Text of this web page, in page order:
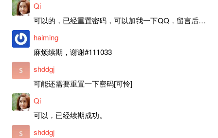
Qi
可以的，已经重置密码，可以加我一下QQ，留言后我就发密码给你。
haiming
麻烦续期，谢谢#111033
shddgj
可能还需要重置一下密码[可怜]
Qi
可以，已经续期成功。
shddgj